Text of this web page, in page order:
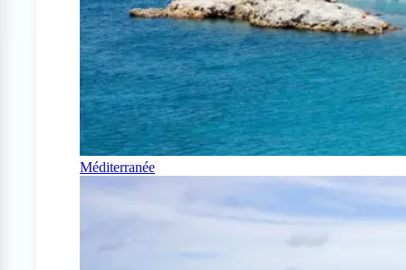
Méditerranée